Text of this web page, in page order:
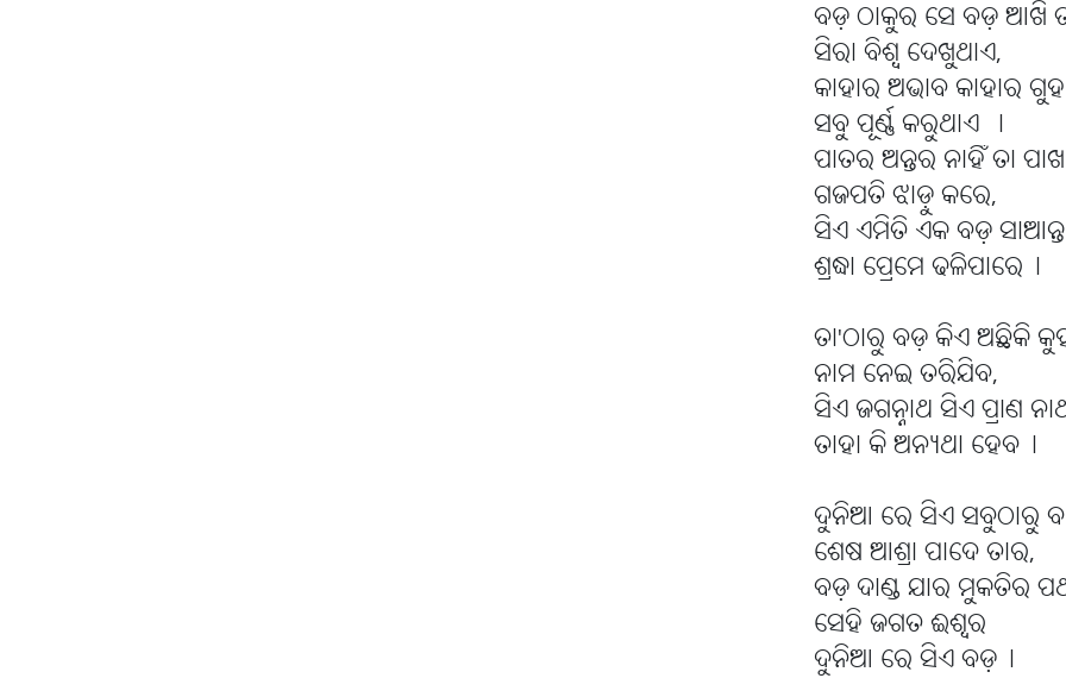
ବଡ଼ ଠାକୁର ସେ ବଡ଼ ଆଖି
ସିରା ବିଶ୍ବ ଦେଖୁଥାଏ,
କାହାର ଅଭାବ କାହାର
ସବୁ ପୂର୍ଣ୍ଣ କରୁଥାଏ ।
ପାତର ଅନ୍ତର ନାହିଁ ତା
ଗଜପତି ଝାଡ଼ୁ କରେ,
ସିଏ ଏମିତି ଏକ ବଡ଼ ସାଆନ୍ତ
ଶ୍ରଦ୍ଧା ପ୍ରେମେ ଢଳିପାରେ।
ତା'ଠାରୁ ବଡ଼ କିଏ ଅଛିକି
ନାମ ନେଇ ତରିଯିବ,
ସିଏ ଜଗନ୍ନାଥ ସିଏ ପ୍ରାଣ
ତାହା କି ଅନ୍ୟଥା ହେବ।
ଦୁନିଆ ରେ ସିଏ ସବୁଠାରୁ
ଶେଷ ଆଶ୍ରା ପାଦେ ତାର,
ବଡ଼ ଦାଣ୍ଡ ଯାର ମୁକତିର
ସେହି ଜଗତ ଈଶ୍ୱର
ଦୁନିଆ ରେ ସିଏ ବଡ଼।